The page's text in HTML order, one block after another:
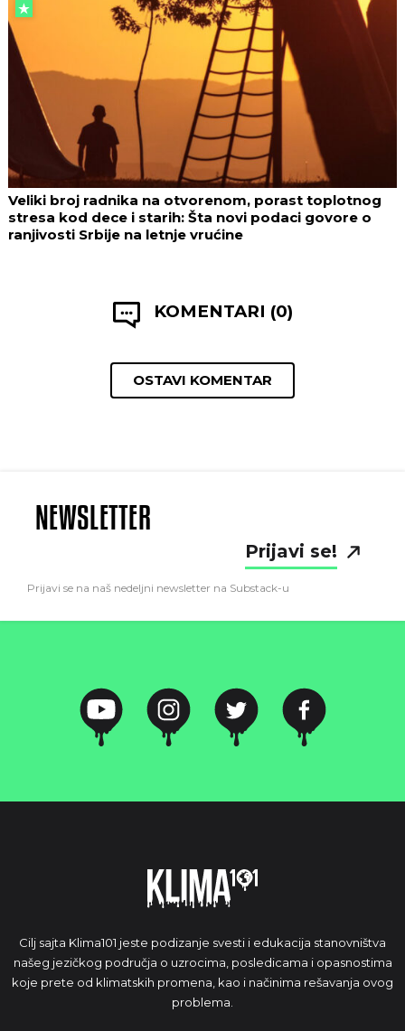
Veliki broj radnika na otvorenom, porast toplotnog
stresa kod dece i starih: Šta novi podaci govore o
ranjivosti Srbije na letnje vrućine
KOMENTARI (0)
OSTAVI KOMENTAR
NEWSLETTER
Prijavi se!
Prijavi se na naš nedeljni newsletter na Substack-u
Cilj sajta Klima101 jeste podizanje svesti i edukacija stanovništva
našeg jezičkog područja o uzrocima, posledicama i opasnostima
koje prete od klimatskih promena, kao i načinima rešavanja ovog
problema.